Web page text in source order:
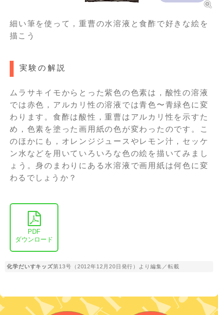
細い筆を使って，重曹の水溶液と食酢で好きな絵を
描こう
実験の解説
ムラサキイモからとった紫色の色素は，酸性の溶液
では赤色，アルカリ性の溶液では青色〜青緑色に変
わります。食酢は酸性，重曹はアルカリ性を示すた
め，色素を塗った画用紙の色が変わったのです。こ
のほかにも，オレンジジュースやレモン汁，セッケ
ン水などを用いていろいろな色の絵を描いてみまし
ょう。身のまわりにある水溶液で画用紙は何色に変
わるでしょうか？
PDF
ダウンロード
化学だいすキッズ第13号（2012年12月20日発行）より編集／転載